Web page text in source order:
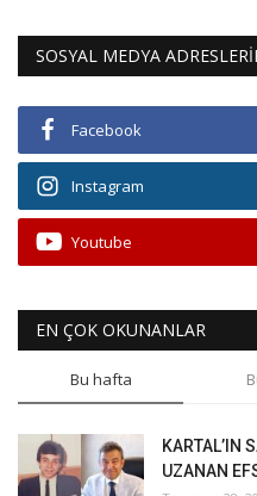
SOSYAL MEDYA
Facebook
Instagram
Youtube
EN ÇOK OKUNANLAR
Bu hafta
KARTAL’IN
UZANAN